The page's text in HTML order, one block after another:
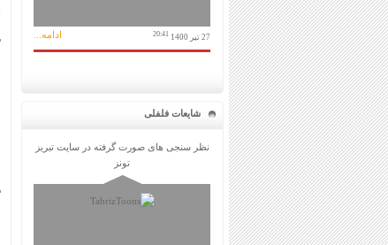
27 تیر 1400 20:41 ادامه...
شایعات فلفلی
نظر سنجی های صورت گرفته در سایت تبریز
تونز